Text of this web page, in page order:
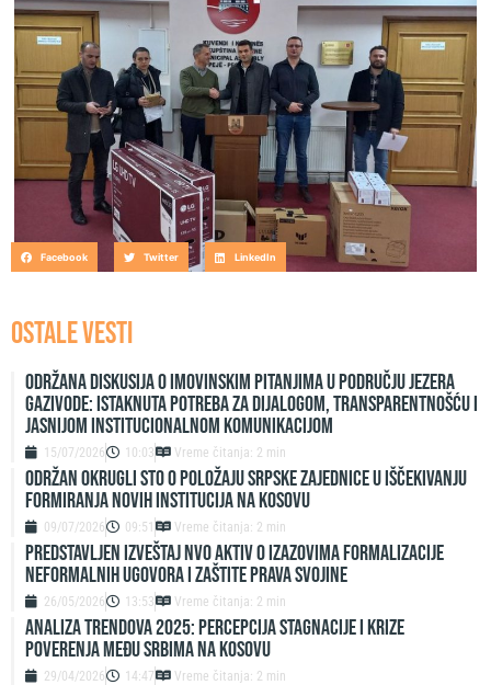
Facebook Twitter LinkedIn
OSTALE VESTI
Održana diskusija o imovinskim pitanjima u području jezera
Gazivode: Istaknuta potreba za dijalogom, transparentnošću i
jasnijom institucionalnom komunikacijom
15/07/2026 10:03 Vreme čitanja: 2 min
ODRŽAN OKRUGLI STO O POLOŽAJU SRPSKE ZAJEDNICE U IŠČEKIVANJU
FORMIRANJA NOVIH INSTITUCIJA NA KOSOVU
09/07/2026 09:51 Vreme čitanja: 2 min
Predstavljen izveštaj NVO Aktiv o izazovima formalizacije
neformalnih ugovora i zaštite prava svojine
26/05/2026 13:53 Vreme čitanja: 2 min
ANALIZA TRENDOVA 2025: PERCEPCIJA STAGNACIJE I KRIZE
POVERENJA MEĐU SRBIMA NA KOSOVU
29/04/2026 14:47 Vreme čitanja: 2 min